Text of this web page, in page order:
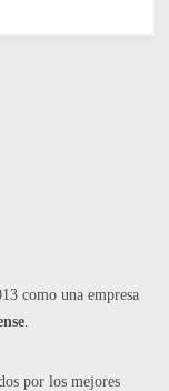
como una empresa
por los mejores